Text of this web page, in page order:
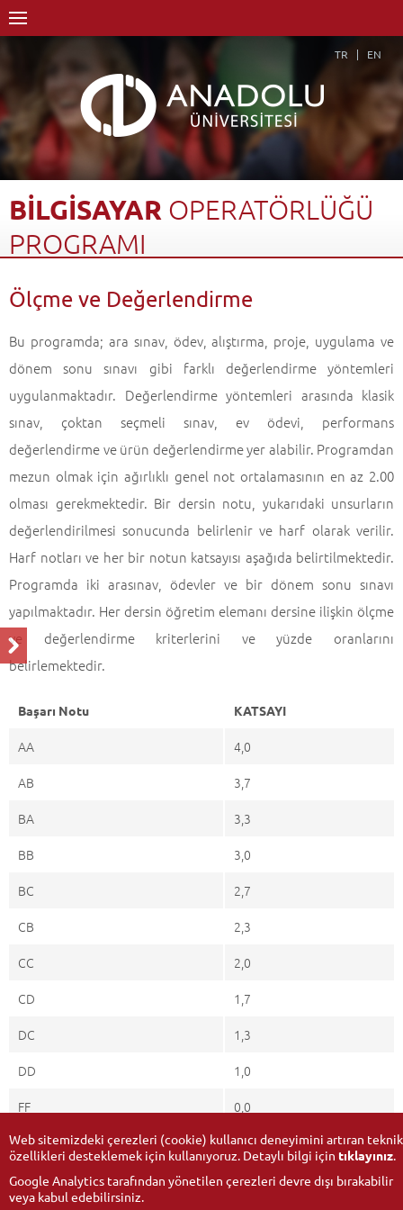
TR EN
BİLGİSAYAR OPERATÖRLÜĞÜ
PROGRAMI
Engelliler Entegre Yüksekokulu
Bilgisayar Kullanımı Bölümü
Ölçme ve Değerlendirme
Bu programda; ara sınav, ödev, alıştırma, proje, uygulama ve
dönem sonu sınavı gibi farklı değerlendirme yöntemleri
uygulanmaktadır. Değerlendirme yöntemleri arasında klasik
sınav, çoktan seçmeli sınav, ev ödevi, performans
değerlendirme ve ürün değerlendirme yer alabilir. Programdan
mezun olmak için ağırlıklı genel not ortalamasının en az 2.00
olması gerekmektedir. Bir dersin notu, yukarıdaki unsurların
değerlendirilmesi sonucunda belirlenir ve harf olarak verilir.
Harf notları ve her bir notun katsayısı aşağıda belirtilmektedir.
Programda iki arasınav, ödevler ve bir dönem sonu sınavı
yapılmaktadır. Her dersin öğretim elemanı dersine ilişkin ölçme
ve değerlendirme kriterlerini ve yüzde oranlarını
belirlemektedir.
Başarı Notu KATSAYI
AA
4,0
AB
3,7
BA
3,3
BB
3,0
BC
2,7
CB
2,3
CC
2,0
CD
1,7
DC
1,3
DD
1,0
FF
0,0
Web sitemizdeki çerezleri (cookie) kullanıcı deneyimini artıran teknik
özellikleri desteklemek için kullanıyoruz. Detaylı bilgi için tıklayınız.
Google Analytics tarafından yönetilen çerezleri devre dışı bırakabilir
veya kabul edebilirsiniz.